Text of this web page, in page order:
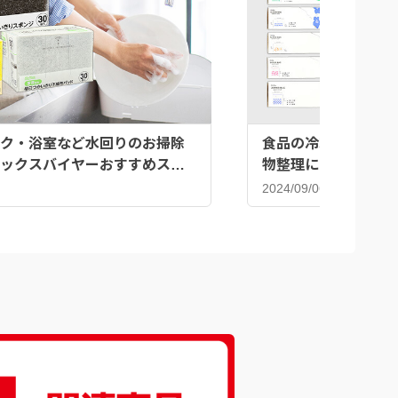
・浴室など水回りのお掃除
クスバイヤーおすすめスポ
食品の冷凍だけじゃ
物整理にも♪ジッパ
2024/09/06